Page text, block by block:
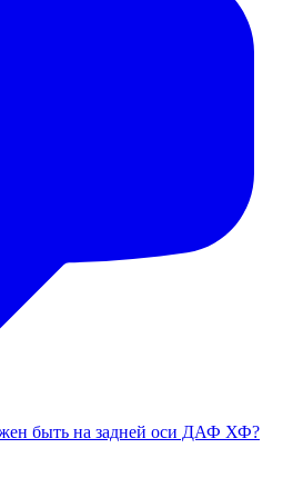
быть на задней оси ДАФ ХФ?